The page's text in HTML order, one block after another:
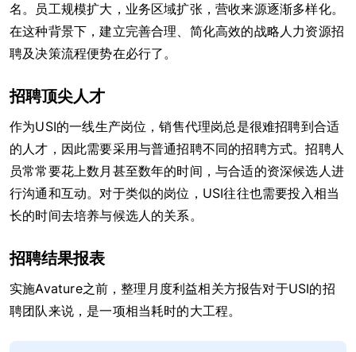
名。员工规模扩大，业务区域扩张，营收来源逐渐多样化。
在这种背景下，建立完善合理、简化高效的战略人力资源招
聘及决策流程便势在必行了。
招聘顶尖人才
作为USI的一线生产岗位，销售代理岗总是很难招聘到合适
的人才，因此需要采用与普通招聘不同的招聘方式。招聘人
员常常要花上数月甚至数年的时间，与合适的资深候选人进
行沟通和互动。对于类似的岗位，USI往往也需要投入相当
长的时间去培养与候选人的关系。
招聘结果报表
实施Avature之前，整理月度利益相关方报告对于USI的招
聘团队来说，是一项相当耗时的大工程。